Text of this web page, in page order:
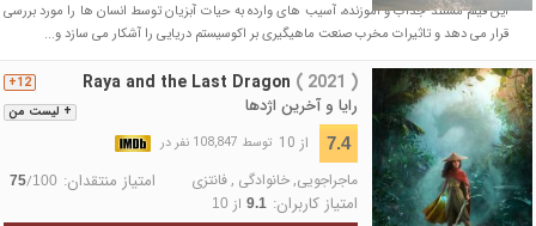
این فیلم مستند جذاب و آموزنده، آسیب های وارده به حیات آبزیان توسط انسان ها را مورد بررسی
قرار می دهد و تاثیرات مخرب صنعت ماهیگیری بر اکوسیستم دریایی را آشکار می سازد و...
+ لیست من
12+ Raya and the Last Dragon ( 2021 )
رایا و آخرین اژدها
7.4 از 10 توسط 108,847 نفر در
ماجراجویی,خانوادگی ,فانتزی امتیاز منتقدان: 75/100
امتیاز کاربران: 9.1از 10